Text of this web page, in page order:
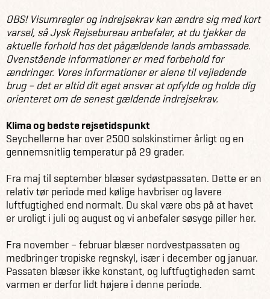
OBS! Visumregler og indrejsekrav kan ændre sig med kort
varsel, så Jysk Rejsebureau anbefaler, at du tjekker de
aktuelle forhold hos det pågældende lands ambassade.
Ovenstående informationer er med forbehold for
ændringer. Vores informationer er alene til vejledende
brug – det er altid dit eget ansvar at opfylde og holde dig
orienteret om de senest gældende indrejsekrav.
Klima og bedste rejsetidspunkt
Seychellerne har over 2500 solskinstimer årligt og en
gennemsnitlig temperatur på 29 grader.
Fra maj til september blæser sydøstpassaten. Dette er en
relativ tør periode med kølige havbriser og lavere
luftfugtighed end normalt. Du skal være obs på at havet
er uroligt i juli og august og vi anbefaler søsyge piller her.
Fra november – februar blæser nordvestpassaten og
medbringer tropiske regnskyl, især i december og januar.
Passaten blæser ikke konstant, og luftfugtigheden samt
varmen er derfor lidt højere i denne periode.